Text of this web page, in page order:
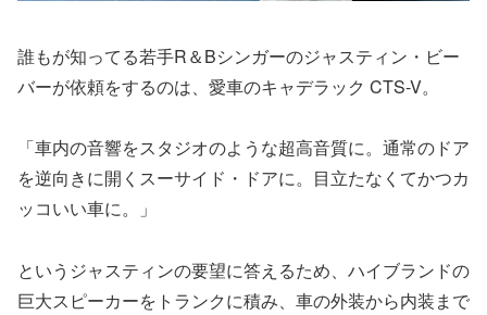
誰もが知ってる若手R＆Bシンガーのジャスティン・ビー
バーが依頼をするのは、愛車のキャデラック CTS-V。
「車内の音響をスタジオのような超高音質に。通常のドア
を逆向きに開くスーサイド・ドアに。目立たなくてかつカ
ッコいい車に。」
というジャスティンの要望に答えるため、ハイブランドの
巨大スピーカーをトランクに積み、車の外装から内装まで